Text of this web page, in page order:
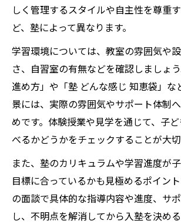
しく管理するスタイルや自主性を尊重
ど、塾によって異なります。
学習環境については、教室の雰囲気や
さ、自習室の有無などを確認しましょ
進め方」や「塾 どんな感じ 知恵袋」な
景には、実際の雰囲気やサポート体制
めです。体験授業や見学を通じて、子
べるかどうかをチェックすることが大切
また、塾のカリキュラムや学習進度が
目標に合っているかも見極めるポイン
の面談で具体的な指導内容や進度、サ
し、不明点を解消してから入塾を決め